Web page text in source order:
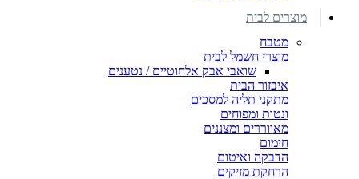
מוצרים לבית
מטבח
מוצרי חשמל לבית
שואבי אבק אלחוטיים / נטענים
איבזור הבית
מתקני תליה למסכים
ונטות ומפוחים
מאווררים ומצננים
חימום
הדבקה ואיטום
הרחקת מזיקים